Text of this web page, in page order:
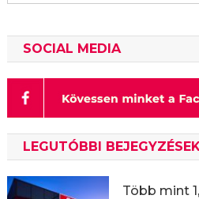
SOCIAL MEDIA
LEGUTÓBBI BEJEGYZÉSEK
Több mint